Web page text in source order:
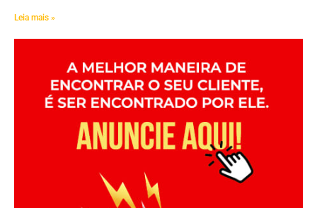
Leia mais »